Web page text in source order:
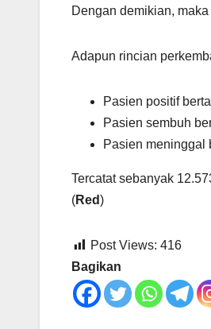
Dengan demikian,
Adapun rincian
Pasien positif
Pasien sembuh
Pasien meninggal
Tercatat sebanyak
(Red)
Post Views: 416
Bagikan